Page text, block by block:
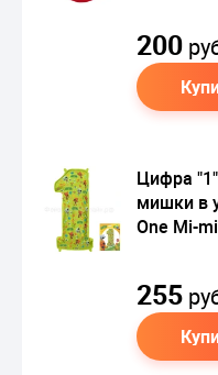
200
Цифра
мишки в
One Mi-
255